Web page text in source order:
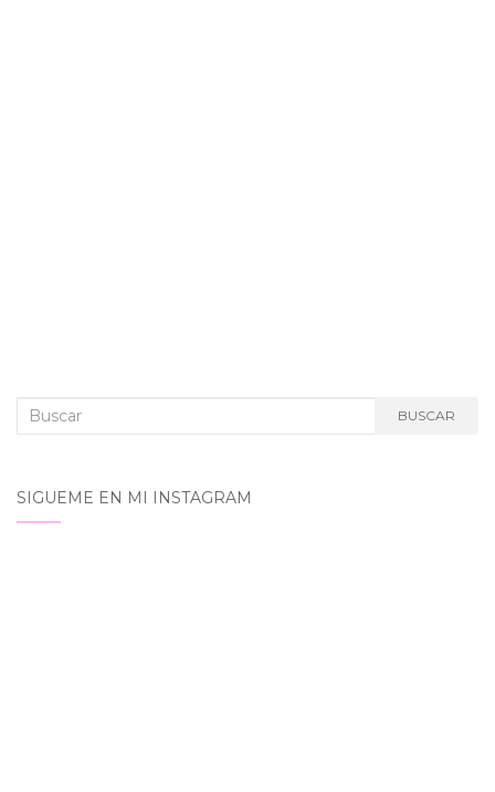
Buscar: BUSCAR
SIGUEME EN MI INSTAGRAM